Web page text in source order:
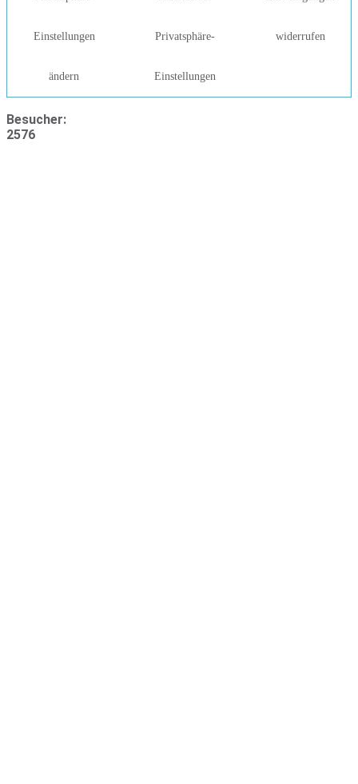
Einstellungen
ändern
Privatsphäre-
Einstellungen
widerrufen
Besucher:
2576